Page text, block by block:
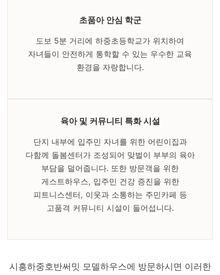
초품아 안심 학군
도보 5분 거리에 하중초등학교가 위치하여
자녀들이 안전하게 통학할 수 있는 우수한 교육
환경을 자랑합니다.
육아 및 커뮤니티 특화 시설
단지 내부에 입주민 자녀를 위한 어린이집과
다함께 돌봄센터가 조성되어 맞벌이 부부의 육아
부담을 덜어줍니다. 또한 방문객을 위한
게스트하우스, 입주민 건강 증진을 위한
피트니스센터, 이웃과 소통하는 주민카페 등
고품격 커뮤니티 시설이 들어섭니다.
시흥하중호반써밋 모델하우스에 방문하시면 이러한